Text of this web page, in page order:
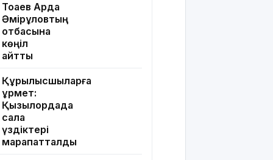
Тоқаев Ардақ
Әмірқұловтың
отбасына
көңіл
айтты
Құрылысшыларға
құрмет:
Қызылордада
сала
үздіктері
марапатталды